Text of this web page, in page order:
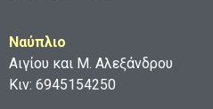
Ναύπλιο
Αιγίου και Μ. Αλεξάνδρου
Κιν: 6945154250